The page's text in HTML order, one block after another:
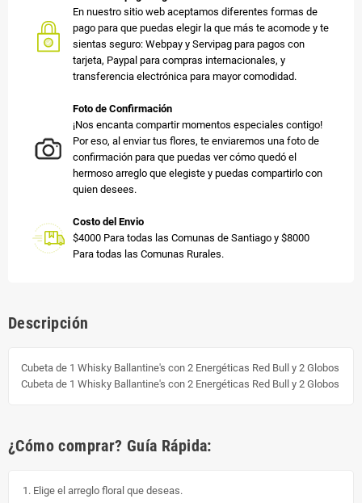
En nuestro sitio web aceptamos diferentes formas de
pago para que puedas elegir la que más te acomode y te
sientas seguro: Webpay y Servipag para pagos con
tarjeta, Paypal para compras internacionales, y
transferencia electrónica para mayor comodidad.
Foto de Confirmación
¡Nos encanta compartir momentos especiales contigo!
Por eso, al enviar tus flores, te enviaremos una foto de
confirmación para que puedas ver cómo quedó el
hermoso arreglo que elegiste y puedas compartirlo con
quien desees.
Costo del Envio
$4000 Para todas las Comunas de Santiago y $8000
Para todas las Comunas Rurales.
Descripción
Cubeta de 1 Whisky Ballantine's con 2 Energéticas Red Bull y 2 Globos
Cubeta de 1 Whisky Ballantine's con 2 Energéticas Red Bull y 2 Globos
¿Cómo comprar? Guía Rápida:
Elige el arreglo floral que deseas.